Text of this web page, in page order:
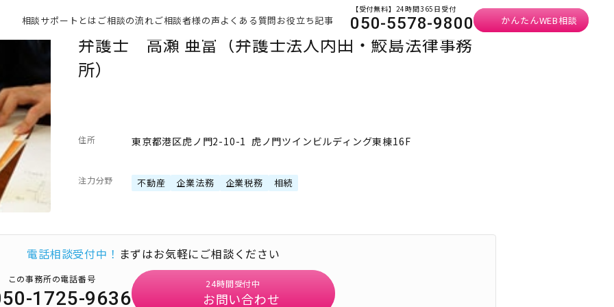
相談サポートとは ご相談の流れご相談者様の声よくある質問お役立ち記事
【受付無料】24時間365日受付
050-5578-9800 かんたんWEB相談
弁護士 高瀬 亜富（弁護士法人内田・鮫島法律事務
所）
住所 東京都港区虎ノ門2-10-1 虎ノ門ツインビルディング東棟16F
注力分野 不動産 企業法務 企業税務 相続
電話相談受付中！ まずはお気軽にご相談ください
この事務所の電話番号
1725-9636
24時間受付中
お問い合わせ